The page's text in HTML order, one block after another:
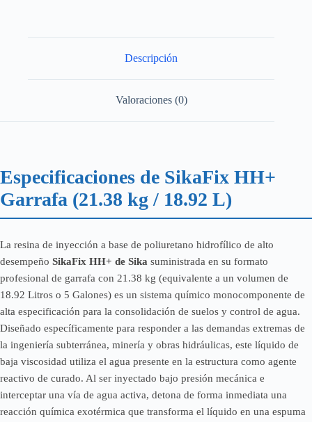
Descripción
Valoraciones (0)
Especificaciones de SikaFix HH+
Garrafa (21.38 kg / 18.92 L)
La resina de inyección a base de poliuretano hidrofílico de alto
desempeño SikaFix HH+ de Sika suministrada en su formato
profesional de garrafa con 21.38 kg (equivalente a un volumen de
18.92 Litros o 5 Galones) es un sistema químico monocomponente de
alta especificación para la consolidación de suelos y control de agua.
Diseñado específicamente para responder a las demandas extremas de
la ingeniería subterránea, minería y obras hidráulicas, este líquido de
baja viscosidad utiliza el agua presente en la estructura como agente
reactivo de curado. Al ser inyectado bajo presión mecánica e
interceptar una vía de agua activa, detona de forma inmediata una
reacción química exotérmica que transforma el líquido en una espuma